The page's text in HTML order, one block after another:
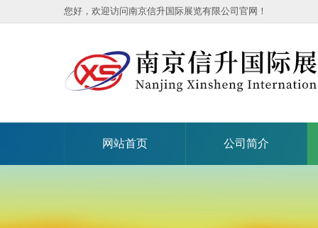
您好，欢迎访问南京信升国际展览有限公司官网！
网站首页 公司简介